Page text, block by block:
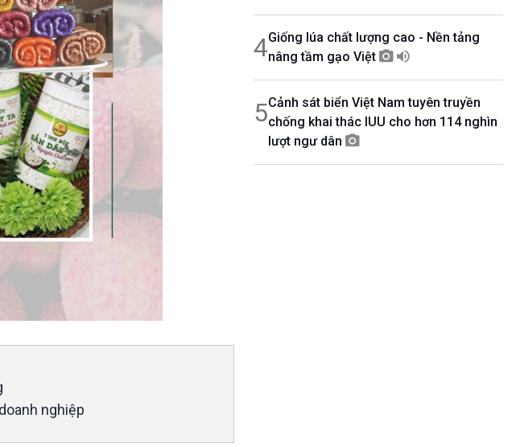
nghiệp
4Giống lúa chất lượng cao - Nền tảng
nâng tầm gạo Việt
5Cảnh sát biển Việt Nam tuyên truyền
chống khai thác IUU cho hơn 114 nghìn
lượt ngư dân